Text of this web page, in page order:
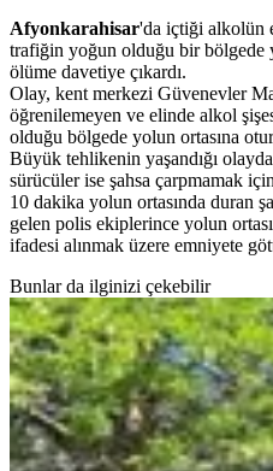
Afyonkarahisar'da içtiği alkolün
trafiğin yoğun olduğu bir bölgede
ölüme davetiye çıkardı.
Olay, kent merkezi Güvenevler
öğrenilemeyen ve elinde alkol
olduğu bölgede yolun ortasına
Büyük tehlikenin yaşandığı
sürücüler ise şahsa çarpmamak
10 dakika yolun ortasında duran
gelen polis ekiplerince yolun
ifadesi alınmak üzere emniyete
Bunlar da ilginizi çekebilir